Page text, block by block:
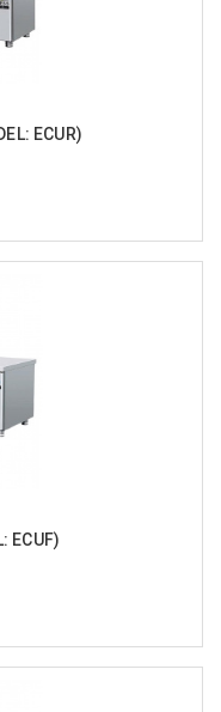
ECUR)
ECUF)